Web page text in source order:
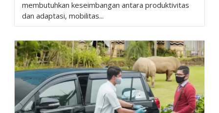
membutuhkan keseimbangan antara produktivitas
dan adaptasi, mobilitas...